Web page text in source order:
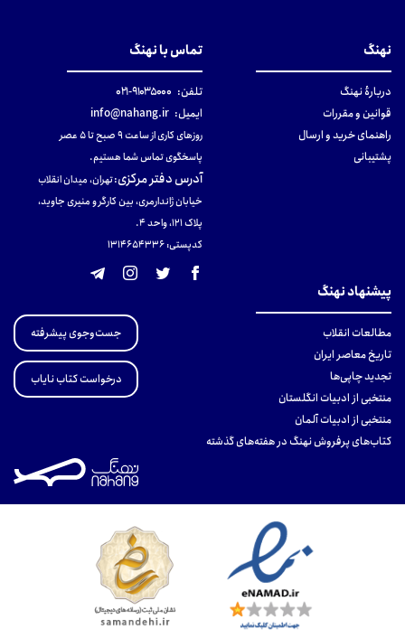
نهنگ
دربارهٔ نهنگ
قوانین و مقررات
راهنمای خرید و ارسال
پشتیبانی
تماس با نهنگ
تلفن: ۹۱۰۳۵۰۰۰-۰۲۱
ایمیل: info@nahang.ir
روزهای کاری از ساعت ۹ صبح تا ۵ عصر
پاسخگوی تماس شما هستیم.
آدرس دفتر مرکزی:تهران، میدان انقلاب
خیابان ژاندارمری، بین کارگر و منیری جاوید،
پلاک 121، واحد ۴.
کدپستی: 131465433۶
پیشنهاد نهنگ
مطالعات انقلاب
تاریخ معاصر ایران
تجدید چاپی‌ها
منتخبی از ادبیات انگلستان
منتخبی از ادبیات آلمان
کتاب‌های پرفروش نهنگ در هفته‌های گذشته
جست‌وجوی پیشرفته
درخواست کتاب نایاب